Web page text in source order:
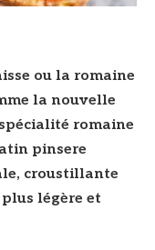
ou la romaine
la nouvelle
romaine
pinsere
croustillante
légère et